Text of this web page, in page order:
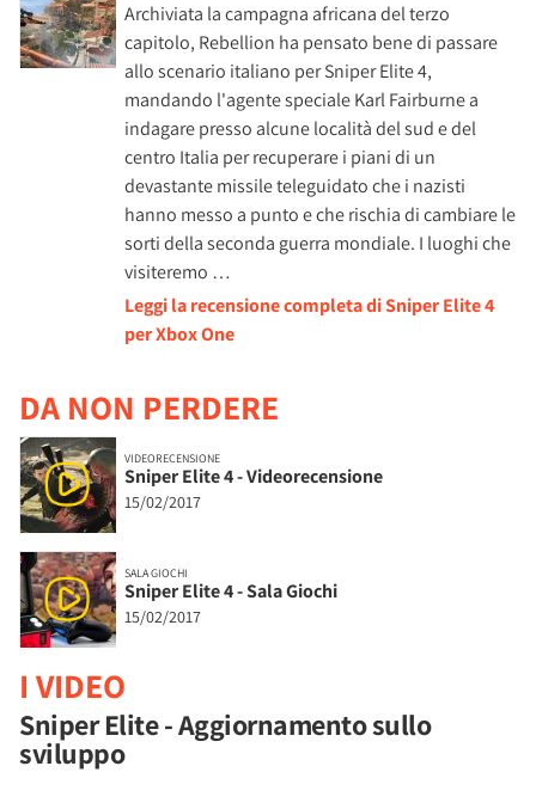
Archiviata la campagna africana del terzo
capitolo, Rebellion ha pensato bene di passare
allo scenario italiano per Sniper Elite 4,
mandando l'agente speciale Karl Fairburne a
indagare presso alcune località del sud e del
centro Italia per recuperare i piani di un
devastante missile teleguidato che i nazisti
hanno messo a punto e che rischia di cambiare le
sorti della seconda guerra mondiale. I luoghi che
visiteremo …
Leggi la recensione completa di Sniper Elite 4
per Xbox One
DA NON PERDERE
VIDEORECENSIONE
Sniper Elite 4 - Videorecensione
15/02/2017
SALA GIOCHI
Sniper Elite 4 - Sala Giochi
15/02/2017
I VIDEO
Sniper Elite - Aggiornamento sullo
sviluppo